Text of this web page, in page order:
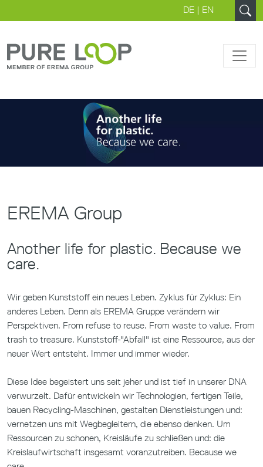
DE | EN
EREMA Group
Another life for plastic. Because we
care.
Wir geben Kunststoff ein neues Leben. Zyklus für Zyklus: Ein
anderes Leben. Denn als EREMA Gruppe verändern wir
Perspektiven. From refuse to reuse. From waste to value. From
trash to treasure. Kunststoff-"Abfall" ist eine Ressource, aus der
neuer Wert entsteht. Immer und immer wieder.
Diese Idee begeistert uns seit jeher und ist tief in unserer DNA
verwurzelt. Dafür entwickeln wir Technologien, fertigen Teile,
bauen Recycling-Maschinen, gestalten Dienstleistungen und:
vernetzen uns mit Wegbegleitern, die ebenso denken. Um
Ressourcen zu schonen, Kreisläufe zu schließen und: die
Kreislaufwirtschaft insgesamt voranzutreiben. Because we